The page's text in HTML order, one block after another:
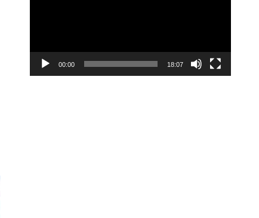
00:00 18:07